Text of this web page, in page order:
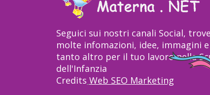
Seguici sui nostri canali Social,
molte infomazioni, idee, immagini e
tanto altro per il tuo lavoro nella
dell'Infanzia
Credits Web SEO Marketing